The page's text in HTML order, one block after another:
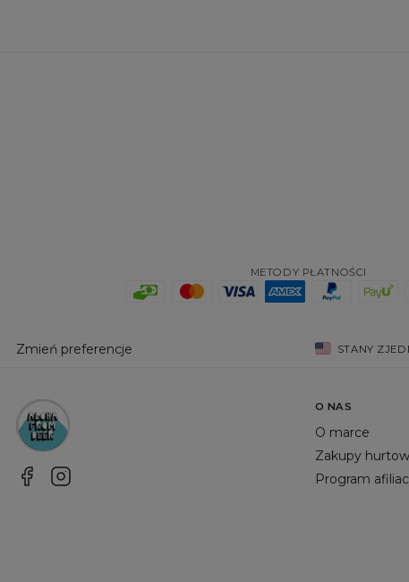
METODY PŁATNOŚCI
Zmień preferencje STANY
O NAS
O marce
Zakupy
Program